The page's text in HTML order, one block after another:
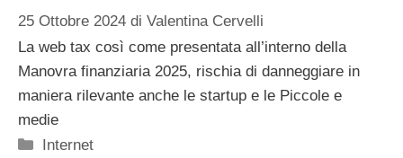
25 Ottobre 2024 di Valentina Cervelli
La web tax così come presentata all’interno della
Manovra finanziaria 2025, rischia di danneggiare in
maniera rilevante anche le startup e le Piccole e
medie
Categorie
Internet